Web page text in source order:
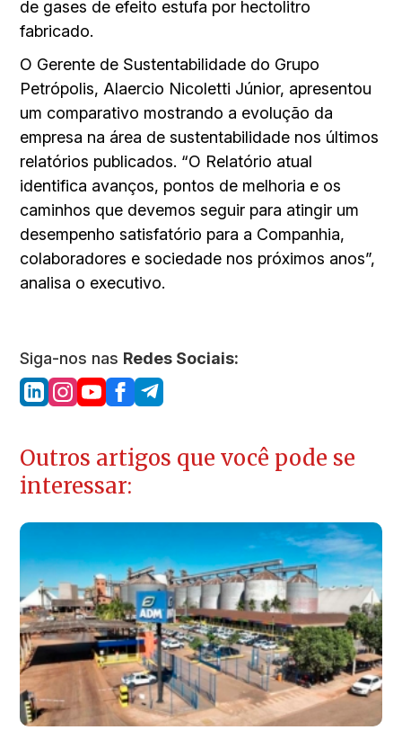
de gases de efeito estufa por hectolitro
fabricado.
O Gerente de Sustentabilidade do Grupo
Petrópolis, Alaercio Nicoletti Júnior, apresentou
um comparativo mostrando a evolução da
empresa na área de sustentabilidade nos últimos
relatórios publicados. “O Relatório atual
identifica avanços, pontos de melhoria e os
caminhos que devemos seguir para atingir um
desempenho satisfatório para a Companhia,
colaboradores e sociedade nos próximos anos”,
analisa o executivo.
Siga-nos nas Redes Sociais:
Outros artigos que você pode se
interessar: